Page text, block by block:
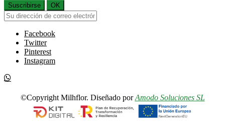
Suscribirse OK
Facebook
Twitter
Pinterest
Instagram
©Copyright Milhflor. Diseñado porAmodo Soluciones SL